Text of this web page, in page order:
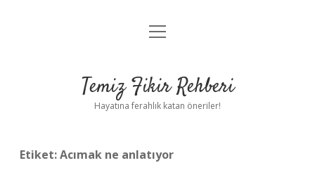
Anasayfa
Yasal Uyarı
menüyü
Temiz Fikir Rehberi
Hayatına ferahlık katan öneriler!
Etiket:Acımak ne anlatıyor